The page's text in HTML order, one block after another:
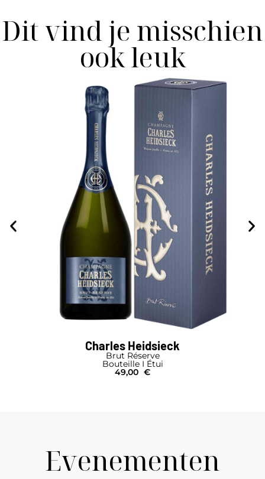
Dit vind je misschien
ook leuk
Charles Heidsieck
Brut Réserve
Bouteille I Étui
49,00 €
Evenementen